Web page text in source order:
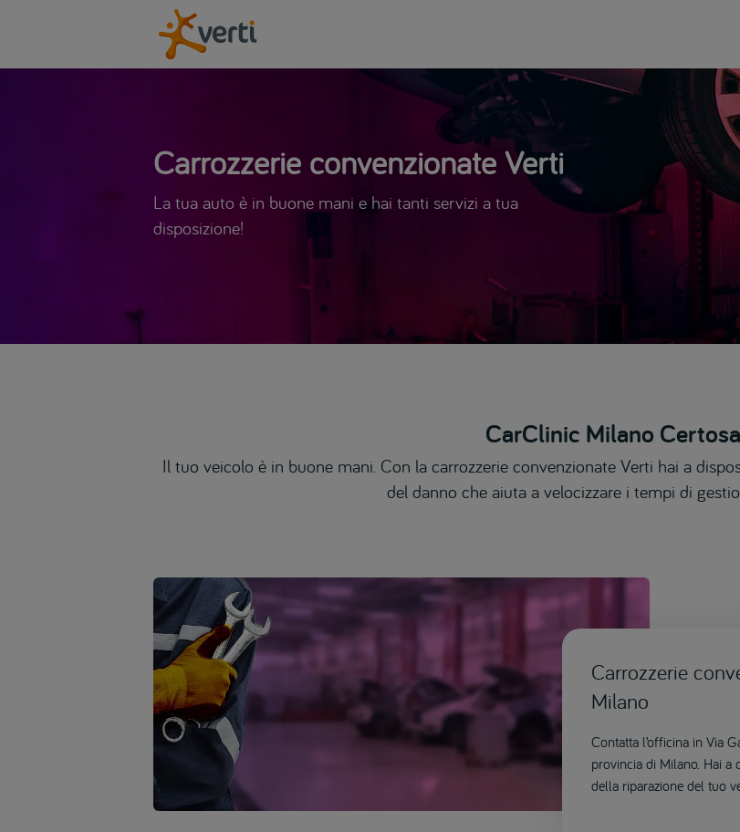
Carrozzerie convenzionate Verti
La tua auto è in buone mani e hai tanti servizi a tua
disposizione!
CarClinic Milano Certosa
Il tuo veicolo è in buone mani. Con la carrozzerie convenzionate Verti hai a
del danno che aiuta a velocizzare i tempi di
Carrozzerie
Milano
Contatta l’officina in Via
provincia di Milano. Hai a
della riparazione del tuo